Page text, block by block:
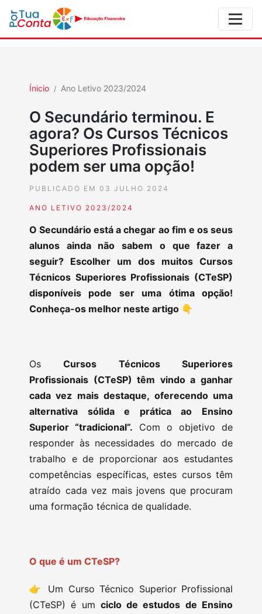
Ínicio Ano Letivo 2023/2024
O Secundário terminou. E
agora? Os Cursos Técnicos
Superiores Profissionais
podem ser uma opção!
PUBLICADO EM 03 JULHO 2024
ANO LETIVO 2023/2024
O Secundário está a chegar ao fim e os seus
alunos ainda não sabem o que fazer a
seguir? Escolher um dos muitos Cursos
Técnicos Superiores Profissionais (CTeSP)
disponíveis pode ser uma ótima opção!
Conheça-os melhor neste artigo 👇
OsCursos Técnicos Superiores
Profissionais (CTeSP) têm vindo a ganhar
cada vez mais destaque, oferecendo uma
alternativa sólida e prática ao Ensino
Superior “tradicional”. Com o objetivo de
responder às necessidades do mercado de
trabalho e de proporcionar aos estudantes
competências específicas, estes cursos têm
atraído cada vez mais jovens que procuram
uma formação técnica de qualidade.
O que é um CTeSP?
👉 Um Curso Técnico Superior Profissional
(CTeSP) é um ciclo de estudos de Ensino